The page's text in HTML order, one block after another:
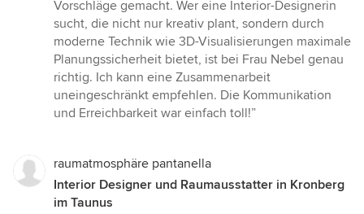
Vorschläge gemacht. Wer eine Interior-Designerin
sucht, die nicht nur kreativ plant, sondern durch
moderne Technik wie 3D-Visualisierungen maximale
Planungssicherheit bietet, ist bei Frau Nebel genau
richtig. Ich kann eine Zusammenarbeit
uneingeschränkt empfehlen. Die Kommunikation
und Erreichbarkeit war einfach toll!”
raumatmosphäre pantanella
Interior Designer und Raumausstatter in Kronberg
im Taunus